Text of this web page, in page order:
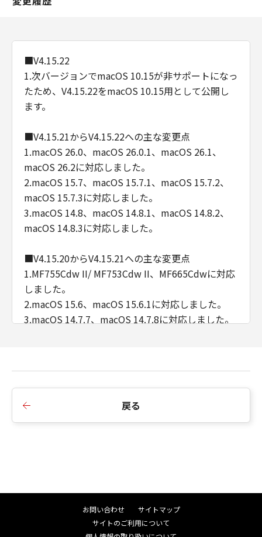
■V4.15.22
1.次バージョンでmacOS 10.15が非サポートになっ
たため、V4.15.22をmacOS 10.15用として公開し
ます。
■V4.15.21からV4.15.22への主な変更点
1.macOS 26.0、macOS 26.0.1、macOS 26.1、
macOS 26.2に対応しました。
2.macOS 15.7、macOS 15.7.1、macOS 15.7.2、
macOS 15.7.3に対応しました。
3.macOS 14.8、macOS 14.8.1、macOS 14.8.2、
macOS 14.8.3に対応しました。
■V4.15.20からV4.15.21への主な変更点
1.MF755Cdw II/ MF753Cdw II、MF665Cdwに対応
しました。
2.macOS 15.6、macOS 15.6.1に対応しました。
3.macOS 14.7.7、macOS 14.7.8に対応しました。
対応しました。
2.macOS 10.14を非サポートとしました。
■V4.15.18からV4.15.19への主な変更点
1.macOS 15からアプリケーションがローカルネッ
戻る
お問い合わせ
サイトマップ
サイトのご利用について